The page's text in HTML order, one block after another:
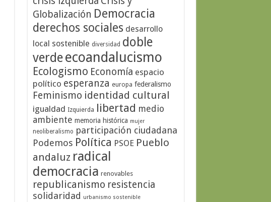
Globalización Democracia
derechos sociales desarrollo
local sostenible diversidad doble
verdeecoandalucismo
Ecologismo Economía espacio
político esperanza europa federalismo
Feminismo identidad cultural
igualdad Izquierda libertad medio
ambiente memoria histórica mujer
neoliberalismo participación ciudadana
Podemos Política PSOE Pueblo
andaluz radical
democracia renovables
republicanismo resistencia
solidaridad urbanismo sostenible